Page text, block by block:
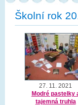
Školní rok
27. 11. 2021
Modré pastelky
tajemná truhla